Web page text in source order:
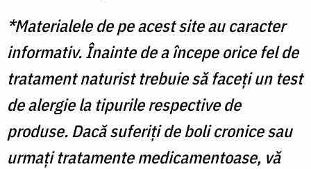
*Materialele de pe acest site au caracter
informativ. Înainte de a începe orice fel de
tratament naturist trebuie să faceți un test
de alergie la tipurile respective de
produse. Dacă suferiți de boli cronice sau
urmați tratamente medicamentoase, vă